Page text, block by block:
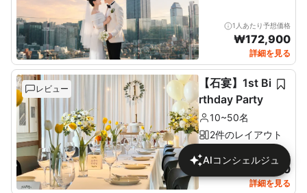
1人あたり予想価格
₩172,900
詳細を見る
レビュー
【石宴】1st Bi
rthday Party
10~50名
2件のレイアウト
1人あたり予想価格
137,680
詳細を見る
AIコンシェルジュ